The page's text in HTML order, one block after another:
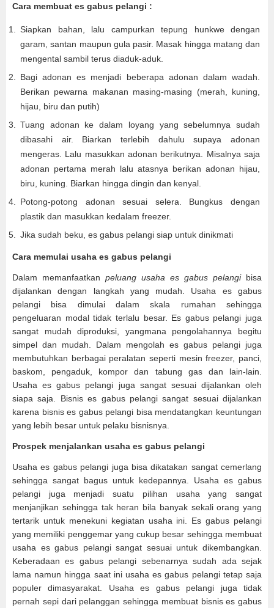
Cara membuat es gabus pelangi :
Siapkan bahan, lalu campurkan tepung hunkwe dengan
garam, santan maupun gula pasir. Masak hingga matang dan
mengental sambil terus diaduk-aduk.
Bagi adonan es menjadi beberapa adonan dalam wadah.
Berikan pewarna makanan masing-masing (merah, kuning,
hijau, biru dan putih)
Tuang adonan ke dalam loyang yang sebelumnya sudah
dibasahi air. Biarkan terlebih dahulu supaya adonan
mengeras. Lalu masukkan adonan berikutnya. Misalnya saja
adonan pertama merah lalu atasnya berikan adonan hijau,
biru, kuning. Biarkan hingga dingin dan kenyal.
Potong-potong adonan sesuai selera. Bungkus dengan
plastik dan masukkan kedalam freezer.
Jika sudah beku, es gabus pelangi siap untuk dinikmati
Cara memulai usaha es gabus pelangi
Dalam memanfaatkan peluang usaha es gabus pelangibisa
dijalankan dengan langkah yang mudah. Usaha es gabus
pelangi bisa dimulai dalam skala rumahan sehingga
pengeluaran modal tidak terlalu besar. Es gabus pelangi juga
sangat mudah diproduksi, yangmana pengolahannya begitu
simpel dan mudah. Dalam mengolah es gabus pelangi juga
membutuhkan berbagai peralatan seperti mesin freezer, panci,
baskom, pengaduk, kompor dan tabung gas dan lain-lain.
Usaha es gabus pelangi juga sangat sesuai dijalankan oleh
siapa saja. Bisnis es gabus pelangi sangat sesuai dijalankan
karena bisnis es gabus pelangi bisa mendatangkan keuntungan
yang lebih besar untuk pelaku bisnisnya.
Prospek menjalankan usaha es gabus pelangi
Usaha es gabus pelangi juga bisa dikatakan sangat cemerlang
sehingga sangat bagus untuk kedepannya. Usaha es gabus
pelangi juga menjadi suatu pilihan usaha yang sangat
menjanjikan sehingga tak heran bila banyak sekali orang yang
tertarik untuk menekuni kegiatan usaha ini. Es gabus pelangi
yang memiliki penggemar yang cukup besar sehingga membuat
usaha es gabus pelangi sangat sesuai untuk dikembangkan.
Keberadaan es gabus pelangi sebenarnya sudah ada sejak
lama namun hingga saat ini usaha es gabus pelangi tetap saja
populer dimasyarakat. Usaha es gabus pelangi juga tidak
pernah sepi dari pelanggan sehingga membuat bisnis es gabus